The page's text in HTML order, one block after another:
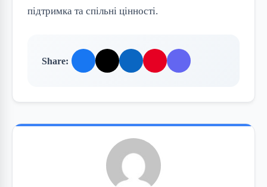
підтримка та спільні цінності.
Share: